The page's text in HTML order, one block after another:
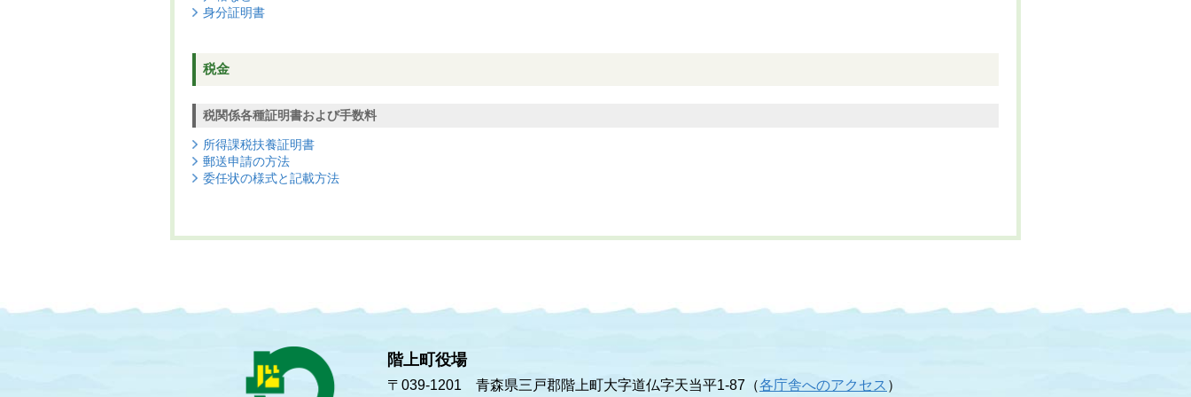
身分証明書
税金
税関係各種証明書および手数料
所得課税扶養証明書
郵送申請の方法
委任状の様式と記載方法
階上町役場
〒039-1201 青森県三戸郡階上町大字道仏字天当平1-87（各庁舎へのアクセス ）